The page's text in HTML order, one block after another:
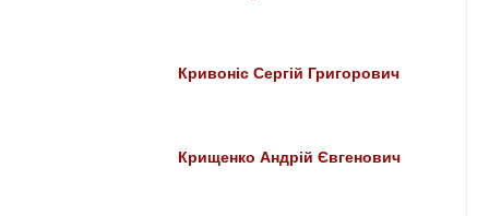
Кривоніс Сергій Григорович
Крищенко Андрій Євгенович